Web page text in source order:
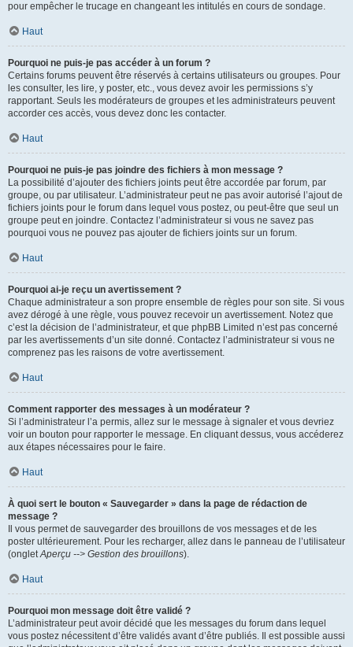
pour empêcher le trucage en changeant les intitulés en cours de sondage.
Haut
Pourquoi ne puis-je pas accéder à un forum ?
Certains forums peuvent être réservés à certains utilisateurs ou groupes. Pour
les consulter, les lire, y poster, etc., vous devez avoir les permissions s’y
rapportant. Seuls les modérateurs de groupes et les administrateurs peuvent
accorder ces accès, vous devez donc les contacter.
Haut
Pourquoi ne puis-je pas joindre des fichiers à mon message ?
La possibilité d’ajouter des fichiers joints peut être accordée par forum, par
groupe, ou par utilisateur. L’administrateur peut ne pas avoir autorisé l’ajout de
fichiers joints pour le forum dans lequel vous postez, ou peut-être que seul un
groupe peut en joindre. Contactez l’administrateur si vous ne savez pas
pourquoi vous ne pouvez pas ajouter de fichiers joints sur un forum.
Haut
Pourquoi ai-je reçu un avertissement ?
Chaque administrateur a son propre ensemble de règles pour son site. Si vous
avez dérogé à une règle, vous pouvez recevoir un avertissement. Notez que
c’est la décision de l’administrateur, et que phpBB Limited n’est pas concerné
par les avertissements d’un site donné. Contactez l’administrateur si vous ne
comprenez pas les raisons de votre avertissement.
Haut
Comment rapporter des messages à un modérateur ?
Si l’administrateur l’a permis, allez sur le message à signaler et vous devriez
voir un bouton pour rapporter le message. En cliquant dessus, vous accéderez
aux étapes nécessaires pour le faire.
Haut
À quoi sert le bouton « Sauvegarder » dans la page de rédaction de
message ?
Il vous permet de sauvegarder des brouillons de vos messages et de les
poster ultérieurement. Pour les recharger, allez dans le panneau de l’utilisateur
(ongletAperçu --> Gestion des brouillons).
Haut
Pourquoi mon message doit être validé ?
L’administrateur peut avoir décidé que les messages du forum dans lequel
vous postez nécessitent d’être validés avant d’être publiés. Il est possible aussi